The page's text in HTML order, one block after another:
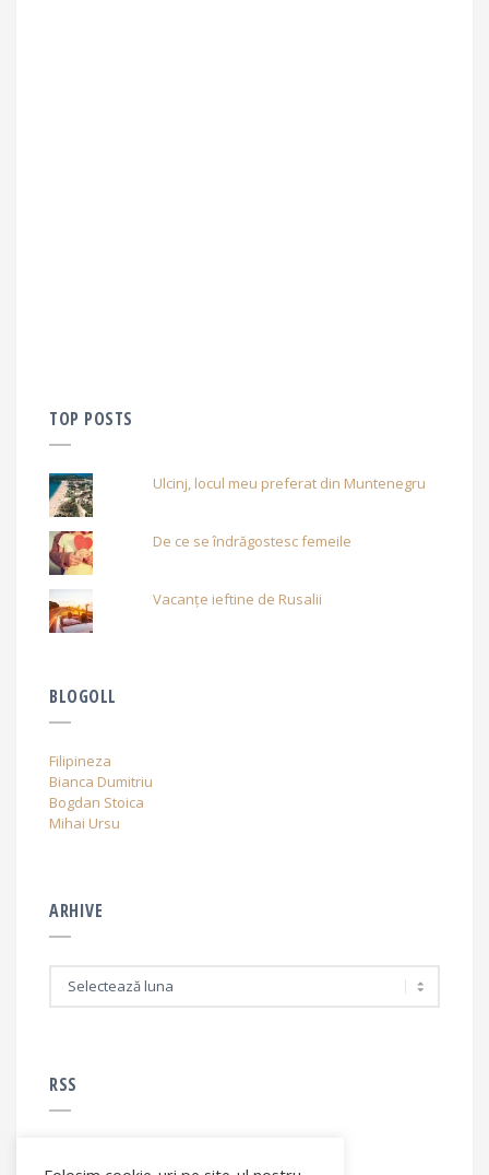
TOP POSTS
Ulcinj, locul meu preferat din Muntenegru
De ce se îndrăgostesc femeile
Vacanțe ieftine de Rusalii
BLOGOLL
Filipineza
Bianca Dumitriu
Bogdan Stoica
Mihai Ursu
ARHIVE
RSS